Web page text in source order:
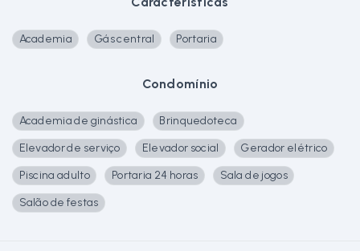
Academia Gás central Portaria
Condomínio
Academia de ginástica
Brinquedoteca
Elevador de serviço
Elevador social
Gerador elétrico
Piscina adulto
Portaria 24 horas
Sala de jogos
Salão de festas